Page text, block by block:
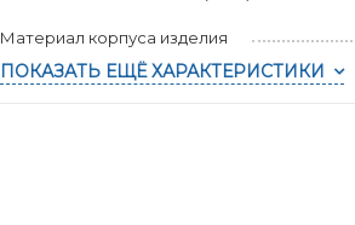
Материал корпуса изделия
ПОКАЗАТЬ ЕЩЁ ХАРАКТЕРИСТИКИ